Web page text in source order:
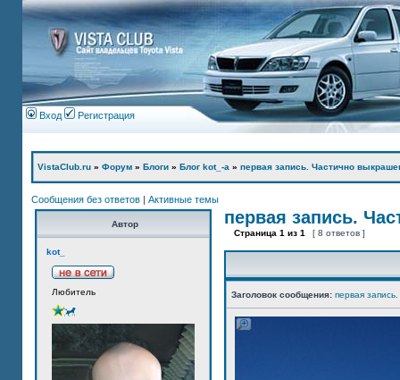
Вход Регистрация
VistaClub.ru » Форум » Блоги » Блог kot_-а » первая запись. Частично
Сообщения без ответов | Активные темы
Автор
kot_
Любитель
первая запись.
Страница 1 из 1 [ 8 ответов ]
Заголовок сообщения: первая